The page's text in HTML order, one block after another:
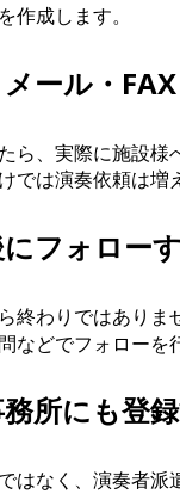
作成します。
ール・
ら、実際に施設様
では演奏依頼は増
フォロー
終わりではありま
などでフォローを
所にも登
はなく、演奏者